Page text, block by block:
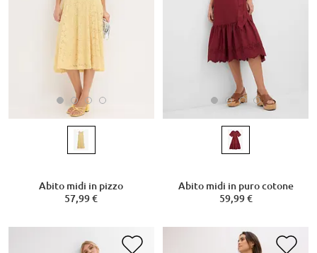
Abito midi in pizzo
57,99 €
Abito midi in puro cotone
59,99 €